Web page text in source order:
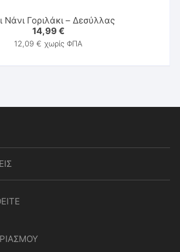
Νάνι Γοριλάκι – Δεσύλλας
14,99€
12,09€ χωρίς ΦΠΑ